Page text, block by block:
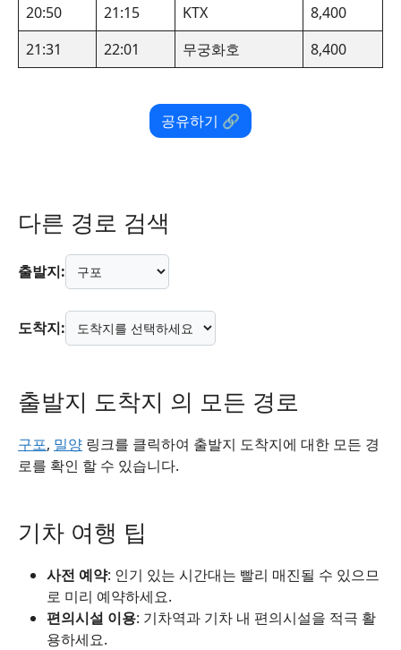
20:50 21:15 KTX
8,400
21:31
22:01 무궁화호 8,400
공유하기 🔗
다른 경로 검색
출발지:
도착지:
출발지 도착지 의 모든 경로
구포, 밀양 링크를 클릭하여 출발지 도착지에 대한 모든 경
로를 확인 할 수 있습니다.
기차 여행 팁
사전 예약: 인기 있는 시간대는 빨리 매진될 수 있으므
로 미리 예약하세요.
편의시설 이용: 기차역과 기차 내 편의시설을 적극 활
용하세요.